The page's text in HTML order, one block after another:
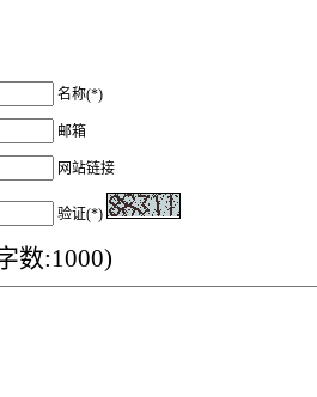
名称(*)
邮箱
网站链接
验证(*)
数:1000)